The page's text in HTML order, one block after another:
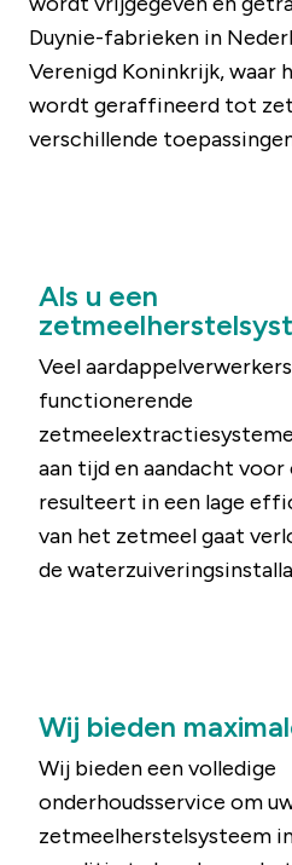
Duynie-fabrieken in
Verenigd Koninkrijk,
wordt geraffineerd tot
verschillende
Als u een
Veel
functionerende
aan tijd en aandacht voor
resulteert in een lage
van het zetmeel gaat
de
Wij bieden
Wij bieden een volledige
onderhoudsservice om
zetmeelherstelsysteem